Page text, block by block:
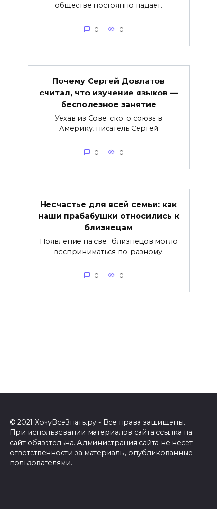
обществе постоянно падает.
0 0
Почему Сергей Довлатов
считал, что изучение языков —
бесполезное занятие
Уехав из Советского союза в
Америку, писатель Сергей
0 0
Несчастье для всей семьи: как
наши прабабушки относились к
близнецам
Появление на свет близнецов могло
восприниматься по-разному.
0 0
© 2021 ХочуВсеЗнать.ру - Все права защищены.
При использовании материалов сайта ссылка на
сайт обязательна. Администрация сайта не несет
ответственности за материалы, опубликованные
пользователями.